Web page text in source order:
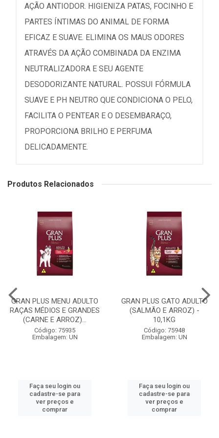
AÇÃO ANTIODOR. HIGIENIZA PATAS, FOCINHO E
PARTES ÍNTIMAS DO ANIMAL DE FORMA
EFICAZ E SUAVE. ELIMINA OS MAUS ODORES
ATRAVÉS DA AÇÃO COMBINADA DA ENZIMA
NEUTRALIZADORA E SEU AGENTE
DESODORIZANTE NATURAL. POSSUI FÓRMULA
SUAVE E PH NEUTRO QUE CONDICIONA O PELO,
FACILITA O PENTEAR E O DESEMBARAÇO,
PROPORCIONA BRILHO E PERFUMA
DELICADAMENTE.
Produtos Relacionados
GRAN PLUS MENU ADULTO
RAÇAS MÉDIOS E GRANDES
(CARNE E ARROZ)...
Código: 75935
Embalagem: UN
Faça seu login ou
cadastre-se para
ver preços e
comprar
GRAN PLUS GATO ADULTO
(SALMÃO E ARROZ) -
10,1KG
Código: 75948
Embalagem: UN
Faça seu login ou
cadastre-se para
ver preços e
comprar